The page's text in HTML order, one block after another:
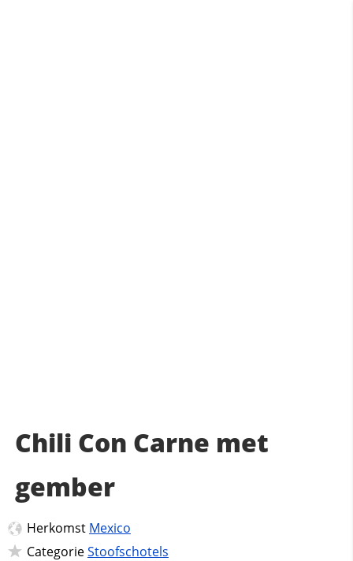
Chili Con Carne met
gember
Herkomst Mexico
CategorieStoofschotels